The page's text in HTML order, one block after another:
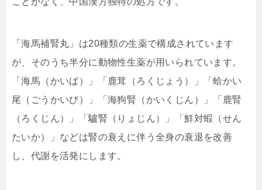
「海馬補腎丸」は20種類の生薬で構成されています
が、そのうち半分に動物性生薬が用いられています。
「海馬（かいば）」「鹿茸（ろくじょう）」「蛤かい
尾（ごうかいび）」「海狗腎（かいくじん）」「鹿腎
（ろくじん）」「驢腎（りょじん）」「鮮対蝦（せん
たいか）」などは腎の衰えに伴う全身の衰退を改善
し、代謝を活発にします。